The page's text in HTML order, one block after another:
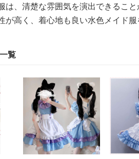
は、清楚な雰囲気を演出できるこ
が高く、着心地も良い水色メイド服
覧